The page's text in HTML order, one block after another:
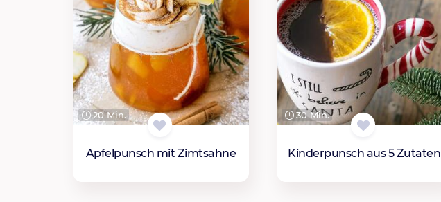
20 Min.
Apfelpunsch mit Zimtsahne
30 Min.
Kinderpunsch aus 5 Zutaten